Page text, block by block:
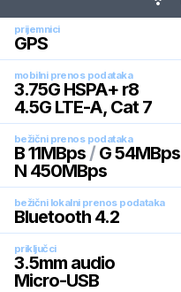
prijemnici
GPS
mobilni prenos podataka
3.75G HSPA+ r8
4.5G LTE-A, Cat 7
bežični prenos podataka
B 11MBps / G 54MBps
N 450MBps
bežični lokalni prenos podataka
Bluetooth 4.2
priključci
3.5mm audio
Micro-USB